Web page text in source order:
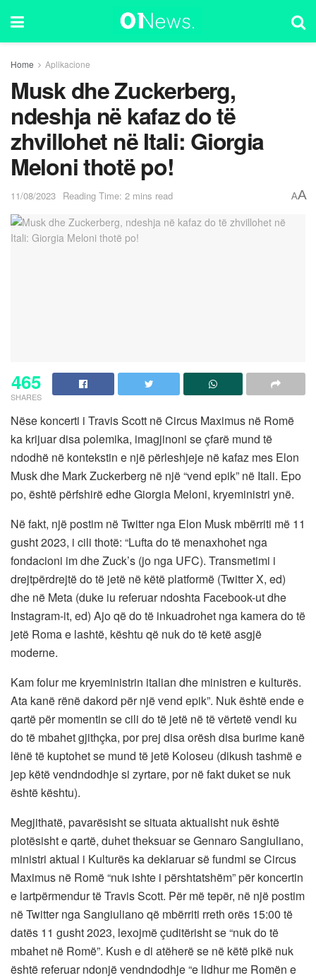
Home Aplikacione
Musk dhe Zuckerberg,
ndeshja në kafaz do të
zhvillohet në Itali: Giorgia
Meloni thotë po!
11/08/2023 Reading Time: 2 mins read AA
465
SHARES
Nëse koncerti i Travis Scott në Circus Maximus në Romë
ka krijuar disa polemika, imagjinoni se çfarë mund të
ndodhë në kontekstin e një përleshjeje në kafaz mes Elon
Musk dhe Mark Zuckerberg në një “vend epik” në Itali. Epo
po, është përfshirë edhe Giorgia Meloni, kryeministri ynë.
Në fakt, një postim në Twitter nga Elon Musk mbërriti më 11
gusht 2023, i cili thotë: “Lufta do të menaxhohet nga
fondacioni im dhe Zuck’s (jo nga UFC). Transmetimi i
drejtpërdrejtë do të jetë në këtë platformë (Twitter X, ed)
dhe në Meta (duke iu referuar ndoshta Facebook-ut dhe
Instagram-it, ed) Ajo që do të inkuadrohet nga kamera do të
jetë Roma e lashtë, kështu që nuk do të ketë asgjë
moderne.
Kam folur me kryeministrin italian dhe ministren e kulturës.
Ata kanë rënë dakord për një vend epik”. Nuk është ende e
qartë për momentin se cili do të jetë në të vërtetë vendi ku
do të mbahet gjithçka, por prej disa orësh disa burime kanë
lënë të kuptohet se mund të jetë Koloseu (dikush tashmë e
jep këtë vendndodhje si zyrtare, por në fakt duket se nuk
është kështu).
Megjithatë, pavarësisht se situata aktualisht nuk është
plotësisht e qartë, duhet theksuar se Gennaro Sangiuliano,
ministri aktual i Kulturës ka deklaruar së fundmi se Circus
Maximus në Romë “nuk ishte i përshtatshëm” për koncertin
e lartpërmendur të Travis Scott. Për më tepër, në një postim
në Twitter nga Sangiuliano që mbërriti rreth orës 15:00 të
datës 11 gusht 2023, lexojmë çuditërisht se “nuk do të
mbahet në Romë”. Kush e di atëherë se në këtë pikë nuk
është referuar ndonjë vendndodhje “e lidhur me Romën e